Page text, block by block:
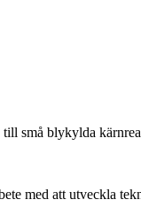
små blykylda
med att utveckla